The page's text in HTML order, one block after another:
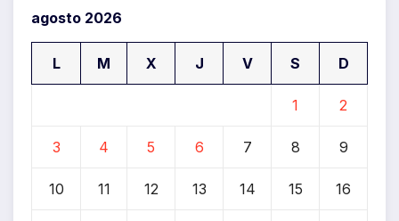
agosto 2026
L M X J V S D
1 2
3 4 5 6 7 8 9
10 11 12 13 14 15 16